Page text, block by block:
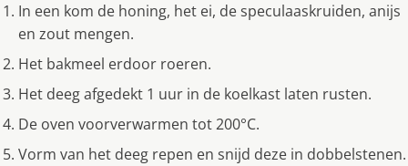
In een kom de honing, het ei, de speculaaskruiden, anijs
en zout mengen.
Het bakmeel erdoor roeren.
Het deeg afgedekt 1 uur in de koelkast laten rusten.
De oven voorverwarmen tot 200°C.
Vorm van het deeg repen en snijd deze in dobbelstenen.